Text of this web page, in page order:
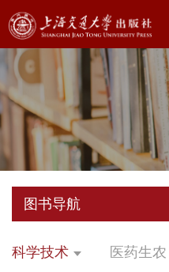
图书导航
科学技术 医药生农